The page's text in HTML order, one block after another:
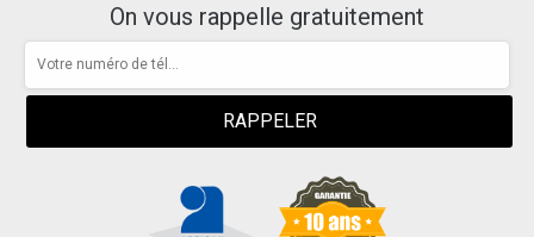
On vous rappelle gratuitement